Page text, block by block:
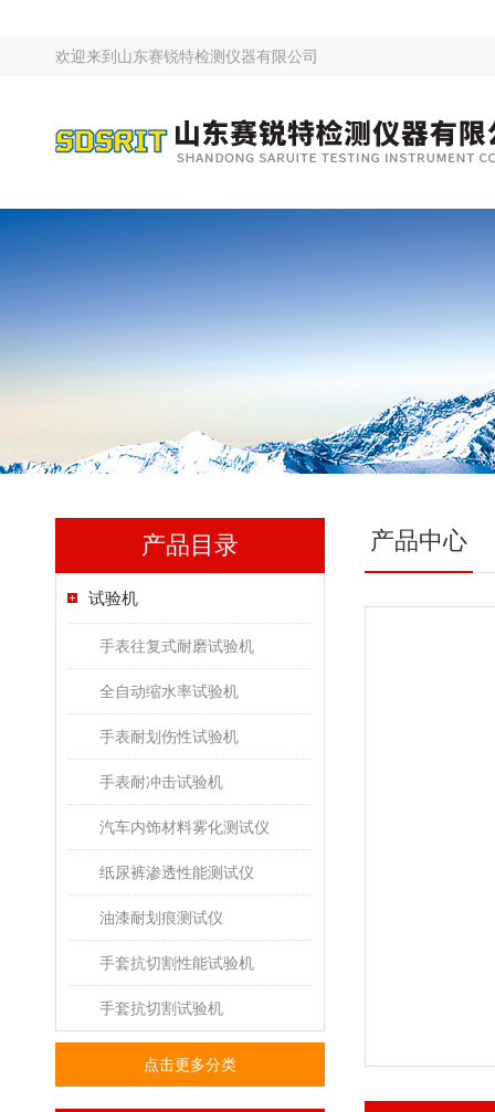
欢迎来到 山东赛锐特检测仪器有限公司
产品目录
试验机
手表往复式耐磨试验机
全自动缩水率试验机
手表耐划伤性试验机
手表耐冲击试验机
汽车内饰材料雾化测试仪
纸尿裤渗透性能测试仪
油漆耐划痕测试仪
手套抗切割性能试验机
手套抗切割试验机
点击更多分类
产品中心